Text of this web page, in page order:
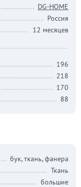
DG-HOME
Россия
12 месяцев
196
218
170
88
бук, ткань, фанера
Ткань
большие